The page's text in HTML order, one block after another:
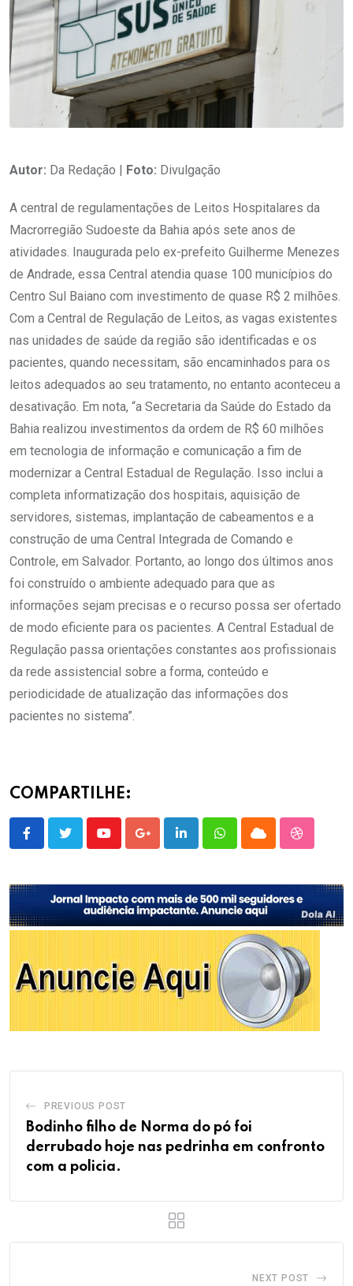
Autor: Da Redação | Foto: Divulgação
A central de regulamentações de Leitos Hospitalares da
Macrorregião Sudoeste da Bahia após sete anos de
atividades. Inaugurada pelo ex-prefeito Guilherme Menezes
de Andrade, essa Central atendia quase 100 municípios do
Centro Sul Baiano com investimento de quase R$ 2 milhões.
Com a Central de Regulação de Leitos, as vagas existentes
nas unidades de saúde da região são identificadas e os
pacientes, quando necessitam, são encaminhados para os
leitos adequados ao seu tratamento, no entanto aconteceu a
desativação. Em nota, “a Secretaria da Saúde do Estado da
Bahia realizou investimentos da ordem de R$ 60 milhões
em tecnologia de informação e comunicação a fim de
modernizar a Central Estadual de Regulação. Isso inclui a
completa informatização dos hospitais, aquisição de
servidores, sistemas, implantação de cabeamentos e a
construção de uma Central Integrada de Comando e
Controle, em Salvador. Portanto, ao longo dos últimos anos
foi construído o ambiente adequado para que as
informações sejam precisas e o recurso possa ser ofertado
de modo eficiente para os pacientes. A Central Estadual de
Regulação passa orientações constantes aos profissionais
da rede assistencial sobre a forma, conteúdo e
periodicidade de atualização das informações dos
pacientes no sistema”.
COMPARTILHE:
YoutubeGoogle+LinkedInWhatsappCloud
PREVIOUS POST
Bodinho filho de Norma do pó foi
derrubado hoje nas pedrinha em confronto
com a policia.
NEXT POST